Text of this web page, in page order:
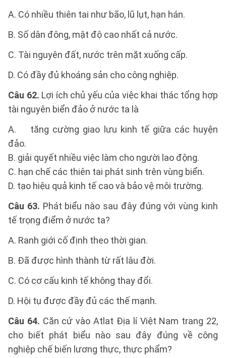
A. Có nhiều thiên tai như bão, lũ lụt, hạn hán.
B. Số dân đông, mật độ cao nhất cả nước.
C. Tài nguyên đất, nước trên mặt xuống cấp.
D. Có đầy đủ khoáng sản cho công nghiệp.
Câu 62. Lợi ích chủ yếu của việc khai thác tổng hợp
tài nguyên biển đảo ở nước ta là
A. tăng cường giao lưu kinh tế giữa các huyện
đảo.
B. giải quyết nhiều việc làm cho người lao động.
C. hạn chế các thiên tai phát sinh trên vùng biển.
D. tạo hiệu quả kinh tế cao và bảo vệ môi trường.
Câu 63. Phát biểu nào sau đây đúng với vùng kinh
tế trọng điểm ở nước ta?
A. Ranh giới cố định theo thời gian.
B. Đã được hình thành từ rất lâu đời.
C. Có cơ cấu kinh tế không thay đổi.
D. Hội tụ được đầy đủ các thế mạnh.
Câu 64. Căn cứ vào Atlat Địa lí Việt Nam trang 22,
cho biết phát biểu nào sau đây đúng về công
nghiệp chế biến lương thực, thực phẩm?